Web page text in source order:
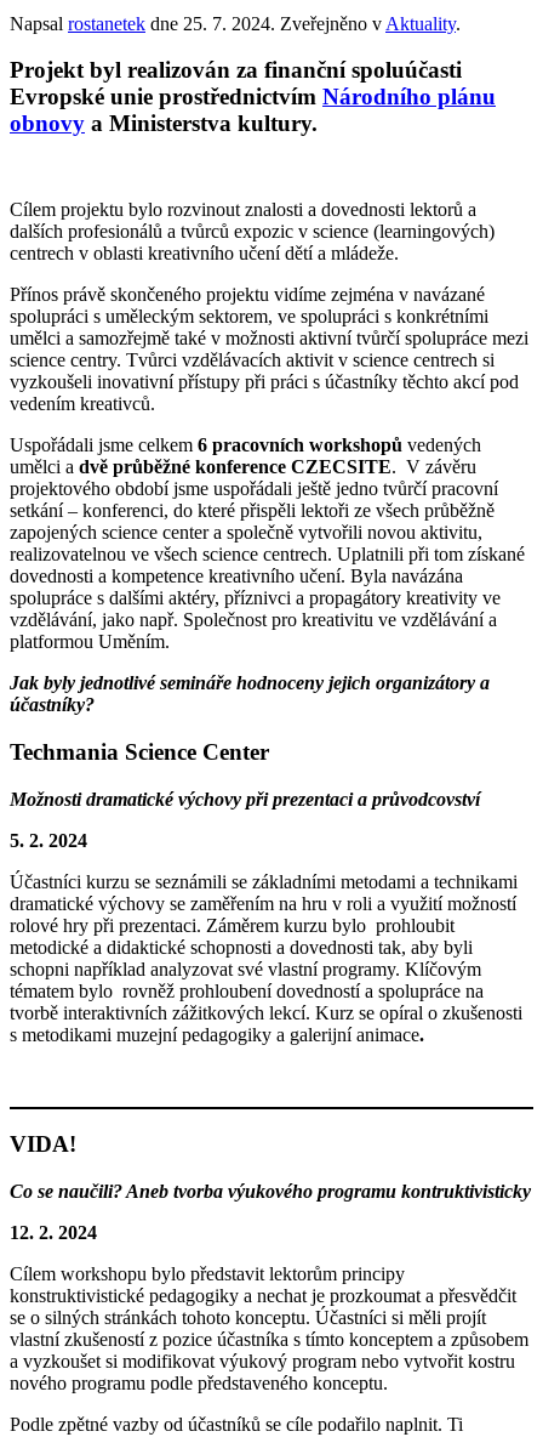
Napsal rostanetek dne 25. 7. 2024. Zveřejněno v Aktuality.
Projekt byl realizován za finanční spoluúčasti
Evropské unie prostřednictvím Národního plánu
obnovy a Ministerstva kultury.
Cílem projektu bylo rozvinout znalosti a dovednosti lektorů a
dalších profesionálů a tvůrců expozic v science (learningových)
centrech v oblasti kreativního učení dětí a mládeže.
Přínos právě skončeného projektu vidíme zejména v navázané
spolupráci s uměleckým sektorem, ve spolupráci s konkrétními
umělci a samozřejmě také v možnosti aktivní tvůrčí spolupráce mezi
science centry. Tvůrci vzdělávacích aktivit v science centrech si
vyzkoušeli inovativní přístupy při práci s účastníky těchto akcí pod
vedením kreativců.
Uspořádali jsme celkem 6 pracovních workshopů vedených
umělci a dvě průběžné konference CZECSITE. V závěru
projektového období jsme uspořádali ještě jedno tvůrčí pracovní
setkání – konferenci, do které přispěli lektoři ze všech průběžně
zapojených science center a společně vytvořili novou aktivitu,
realizovatelnou ve všech science centrech. Uplatnili při tom získané
dovednosti a kompetence kreativního učení. Byla navázána
spolupráce s dalšími aktéry, příznivci a propagátory kreativity ve
vzdělávání, jako např. Společnost pro kreativitu ve vzdělávání a
platformou Uměním.
Jak byly jednotlivé semináře hodnoceny jejich organizátory a
účastníky?
Techmania Science Center
Možnosti dramatické výchovy při prezentaci a průvodcovství
5. 2. 2024
Účastníci kurzu se seznámili se základními metodami a technikami
dramatické výchovy se zaměřením na hru v roli a využití možností
rolové hry při prezentaci. Záměrem kurzu bylo prohloubit
metodické a didaktické schopnosti a dovednosti tak, aby byli
schopni například analyzovat své vlastní programy. Klíčovým
tématem bylo rovněž prohloubení dovedností a spolupráce na
tvorbě interaktivních zážitkových lekcí. Kurz se opíral o zkušenosti
s metodikami muzejní pedagogiky a galerijní animace.
VIDA!
Co se naučili? Aneb tvorba výukového programu kontruktivisticky
12. 2. 2024
Cílem workshopu bylo představit lektorům principy
konstruktivistické pedagogiky a nechat je prozkoumat a přesvědčit
se o silných stránkách tohoto konceptu. Účastníci si měli projít
vlastní zkušeností z pozice účastníka s tímto konceptem a způsobem
a vyzkoušet si modifikovat výukový program nebo vytvořit kostru
nového programu podle představeného konceptu.
Podle zpětné vazby od účastníků se cíle podařilo naplnit. Ti